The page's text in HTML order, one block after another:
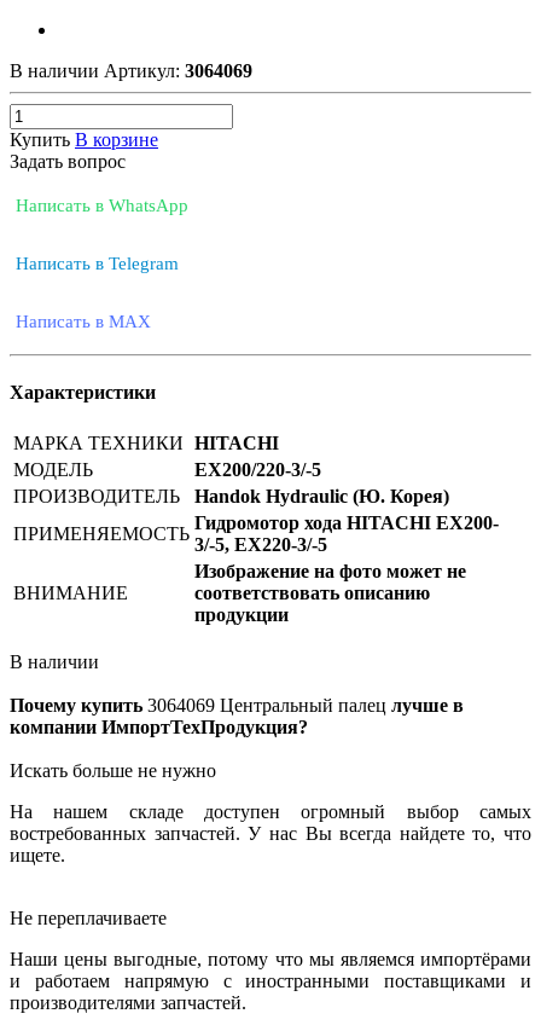
В наличии Артикул: 3064069
Купить В корзине
Задать вопрос
Написать в WhatsApp
Написать в Telegram
Написать в MAX
Характеристики
МАРКА ТЕХНИКИ HITACHI
МОДЕЛЬ
EX200/220-3/-5
ПРОИЗВОДИТЕЛЬ
Handok Hydraulic (Ю. Корея)
ПРИМЕНЯЕМОСТЬ
Гидромотор хода HITACHI EX200-
3/-5, EX220-3/-5
ВНИМАНИЕ
Изображение на фото может не
соответствовать описанию
продукции
В наличии
Почему купить 3064069 Центральный палец лучше в
компании ИмпортТехПродукция?
Искать больше не нужно
На нашем складе доступен огромный выбор самых
востребованных запчастей. У нас Вы всегда найдете то, что
ищете.
Не переплачиваете
Наши цены выгодные, потому что мы являемся импортёрами
и работаем напрямую с иностранными поставщиками и
производителями запчастей.